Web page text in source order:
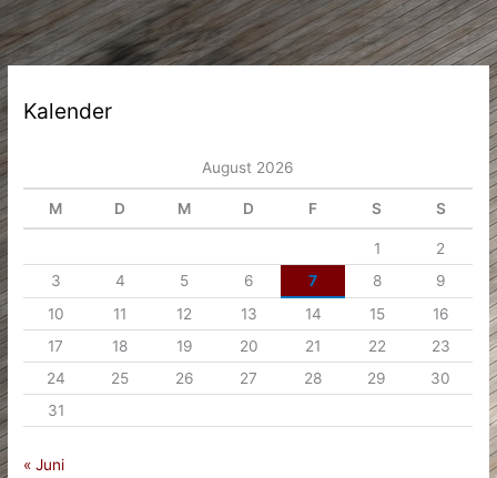
Kalender
August 2026
M D M D F S S
1
2
3
4 5 6 7 8
9
10
11 12 13 14 15
16
17
18 19 20 21 22
23
24
25 26 27 28 29
30
31
« Juni